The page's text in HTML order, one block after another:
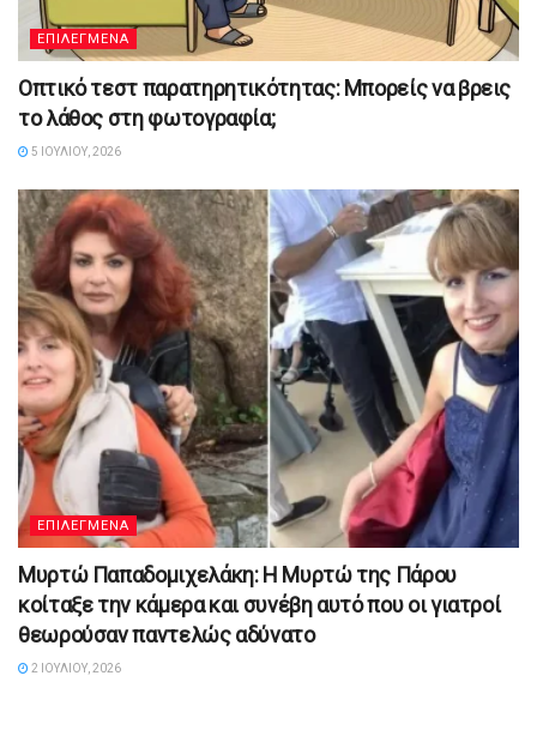
ΕΠΙΛΕΓΜΕΝΑ
Οπτικό τεστ παρατηρητικότητας: Μπορείς να βρεις
το λάθος στη φωτογραφία;
5 ΙΟΥΛΊΟΥ, 2026
ΕΠΙΛΕΓΜΕΝΑ
Μυρτώ Παπαδομιχελάκη: Η Μυρτώ της Πάρου
κοίταξε την κάμερα και συνέβη αυτό που οι γιατροί
θεωρούσαν παντελώς αδύνατο
2 ΙΟΥΛΊΟΥ, 2026